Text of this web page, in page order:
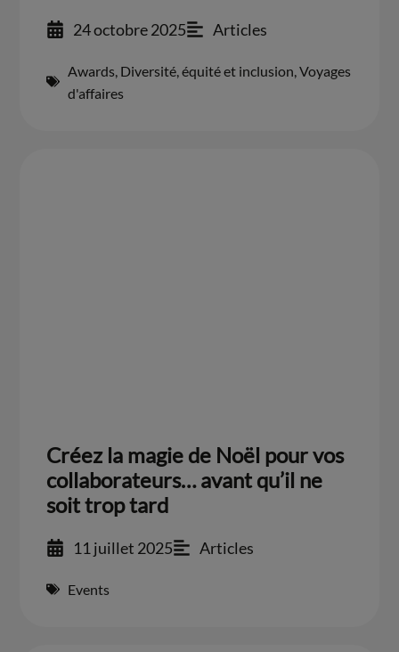
24 octobre 2025 Articles
Awards Diversité, équité et inclusion ,Voyages
d'affaires
Créez la magie de Noël pour vos
collaborateurs… avant qu’il ne
soit trop tard
11 juillet 2025 Articles
Events